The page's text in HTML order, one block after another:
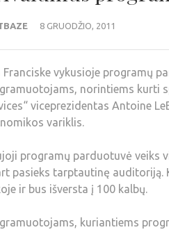
8 GRUODŽIO, 2011
Franciske vykusioje programų
norintiems kurti
viceprezidentas Antoine
variklis.
programų parduotuvė veiks
pasieks tarptautinę auditoriją.
ir bus išversta į 100 kalbų.
kuriantiems